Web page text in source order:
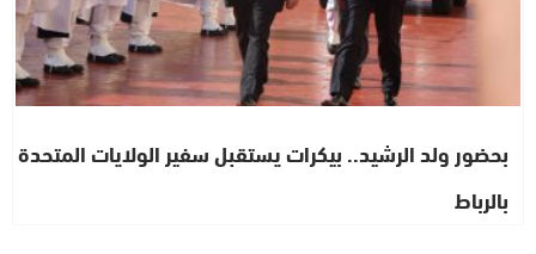
بحضور ولد الرشيد.. بيكرات يستقبل سفير الولايات المتحدة
بالرباط